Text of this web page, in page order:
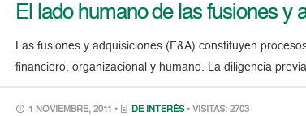
El lado humano de las fusiones y
Las fusiones y adquisiciones (F&A) constituyen
financiero, organizacional y humano. La diligencia
1 NOVIEMBRE, 2011 • DE INTERÉS • VISITAS: 2703